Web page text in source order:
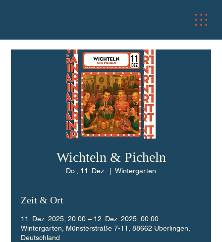
Wichteln & Picheln
Do., 11. Dez. Wintergarten
Zeit & Ort
11. Dez. 2025, 20:00 – 12. Dez. 2025, 00:00
Wintergarten, Münsterstraße 7-11, 88662 Überlingen,
Deutschland